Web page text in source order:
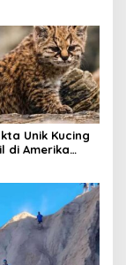
Unik Kucing
di Amerika